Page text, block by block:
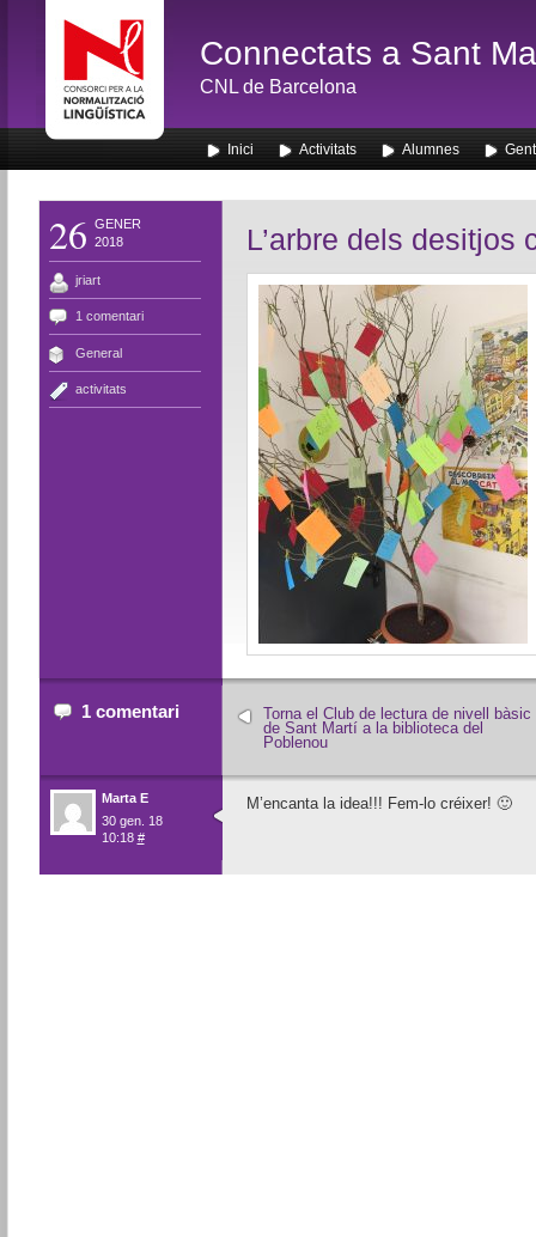
Connectats a Sant
CNL de Barcelona
Inici Activitats Alumnes
26 GENER
2018
jriart
1 comentari
General
activitats
L’arbre dels desitjos
1 comentari
Torna el Club de lectura de nivell bàsic
de Sant Martí a la biblioteca del
Poblenou
Marta E
30 gen. 18
10:18 #
M’encanta la idea!!! Fem-lo créixer! 🙂